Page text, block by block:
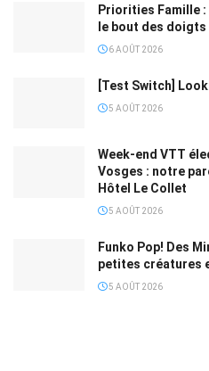
Priorities Famille
le bout des doigts
6 AOÛT 2026
[Test Switch]
5 AOÛT 2026
Week-end VTT
Vosges : notre
Hôtel Le Collet
5 AOÛT 2026
Funko Pop! Des
petites créatures
5 AOÛT 2026